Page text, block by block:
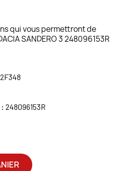
qui vous permettront de
SANDERO 3 248096153R
248096153R